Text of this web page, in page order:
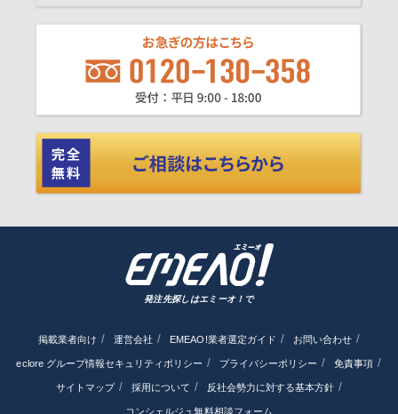
発注先探しはエミーオ！で
掲載業者向け 運営会社 EMEAO!業者選定ガイド お問い合わせ
eclore グループ情報セキュリティポリシー プライバシーポリシー 免責事項
サイトマップ 採用について 反社会勢力に対する基本方針
コンシェルジュ無料相談フォーム